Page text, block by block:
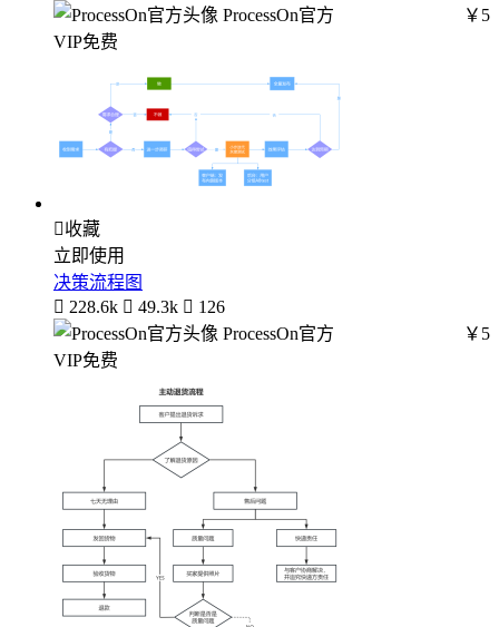
ProcessOn官方
￥5
VIP免费
收藏
立即使用
决策流程图
 228.6k  49.3k  126
ProcessOn官方
￥5
VIP免费